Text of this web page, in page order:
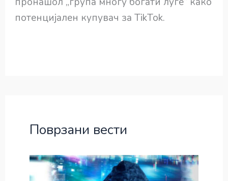
потенцијален купувач за TikTok.
Поврзани вести